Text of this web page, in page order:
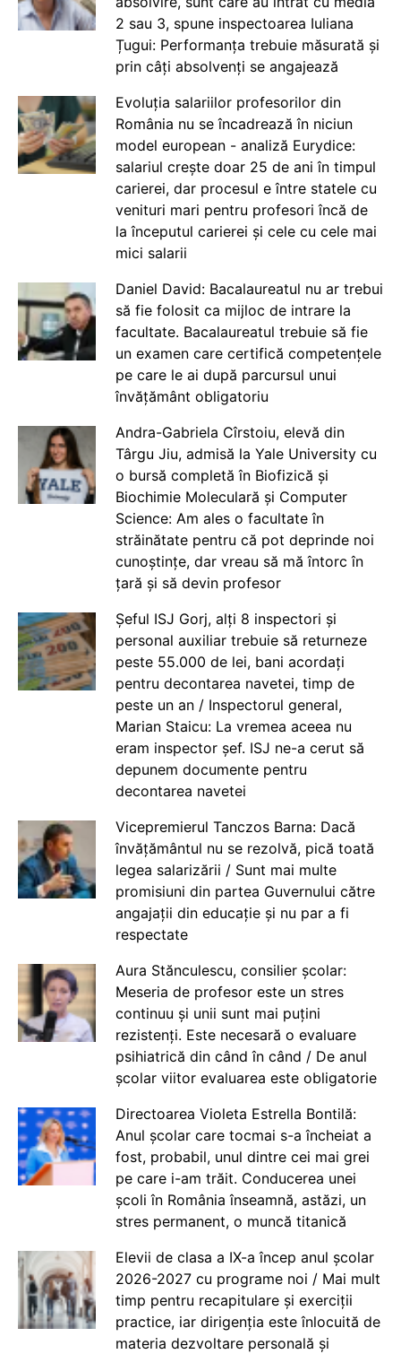
2 sau 3, spune inspectoarea Iuliana
Țugui: Performanța trebuie măsurată și
prin câți absolvenți se angajează
Evoluția salariilor profesorilor din
România nu se încadrează în niciun
model european - analiză Eurydice:
salariul crește doar 25 de ani în timpul
carierei, dar procesul e între statele cu
venituri mari pentru profesori încă de
la începutul carierei și cele cu cele mai
mici salarii
Daniel David: Bacalaureatul nu ar trebui
să fie folosit ca mijloc de intrare la
facultate. Bacalaureatul trebuie să fie
un examen care certifică competențele
pe care le ai după parcursul unui
învățământ obligatoriu
Andra-Gabriela Cîrstoiu, elevă din
Târgu Jiu, admisă la Yale University cu
o bursă completă în Biofizică și
Biochimie Moleculară și Computer
Science: Am ales o facultate în
străinătate pentru că pot deprinde noi
cunoștințe, dar vreau să mă întorc în
țară și să devin profesor
Șeful ISJ Gorj, alți 8 inspectori și
personal auxiliar trebuie să returneze
peste 55.000 de lei, bani acordați
pentru decontarea navetei, timp de
peste un an / Inspectorul general,
Marian Staicu: La vremea aceea nu
eram inspector șef. ISJ ne-a cerut să
depunem documente pentru
decontarea navetei
Vicepremierul Tanczos Barna: Dacă
învățământul nu se rezolvă, pică toată
legea salarizării / Sunt mai multe
promisiuni din partea Guvernului către
angajații din educație și nu par a fi
respectate
Aura Stănculescu, consilier școlar:
Meseria de profesor este un stres
continuu și unii sunt mai puțini
rezistenți. Este necesară o evaluare
psihiatrică din când în când / De anul
școlar viitor evaluarea este obligatorie
Directoarea Violeta Estrella Bontilă:
Anul școlar care tocmai s-a încheiat a
fost, probabil, unul dintre cei mai grei
pe care i-am trăit. Conducerea unei
școli în România înseamnă, astăzi, un
stres permanent, o muncă titanică
Elevii de clasa a IX-a încep anul școlar
2026-2027 cu programe noi / Mai mult
timp pentru recapitulare și exerciții
practice, iar dirigenția este înlocuită de
materia dezvoltare personală și